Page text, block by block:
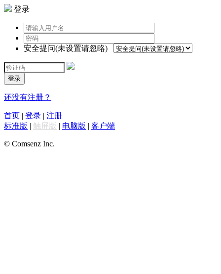
登录
安全提问(未设置请忽略)
登录
还没有注册？
首页 | 登录 | 注册
标准版 | 触屏版 | 电脑版 | 客户端
© Comsenz Inc.